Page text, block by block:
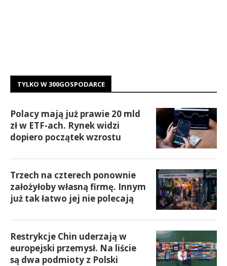
TYLKO W 300GOSPODARCE
Polacy mają już prawie 20 mld
zł w ETF-ach. Rynek widzi
dopiero początek wzrostu
Trzech na czterech ponownie
założyłoby własną firmę. Innym
już tak łatwo jej nie polecają
Restrykcje Chin uderzają w
europejski przemysł. Na liście
są dwa podmioty z Polski